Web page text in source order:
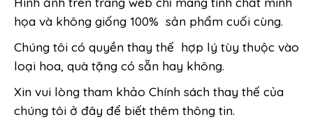
họa và không giống 100% sản phẩm cuối cùng.
Chúng tôi có quyền thay thế hợp lý tùy thuộc vào
loại hoa, quà tặng có sẵn hay không.
Xin vui lòng tham khảo Chính sách thay thế của
chúng tôi ở đây để biết thêm thông tin.